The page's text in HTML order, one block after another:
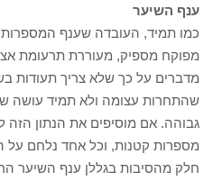
ענף השיער
כמו תמיד, העובדה שענף
מפוקח מספיק, מעוררת תרעומת
מדברים על כך שלא צריך תעודות
שהתחרות עצומה ולא תמיד עושה
גבוהה. אם מוסיפים את הנתון
מספרות קטנות, וכל אחד נלחם על
חלק מהסיבות בגללן ענף השיער